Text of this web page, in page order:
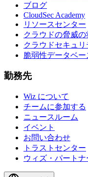
ブログ
CloudSec Academy
リソースセンター
クラウドの脅威の
クラウドセキュリ
脆弱性データベー
勤務先
Wiz について
チームに参加する
ニュースルーム
イベント
お問い合わせ
トラストセンター
ウィズ・パート